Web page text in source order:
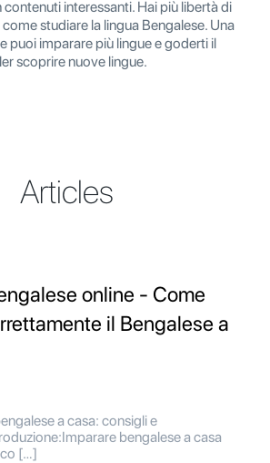
interessanti. Hai più libertà di
studiare la lingua Bengalese. Una
puoi imparare più lingue e goderti il
scoprire nuove lingue.
Articles
online - Come
il Bengalese a
a casa: consigli e
bengalese a casa
[…]